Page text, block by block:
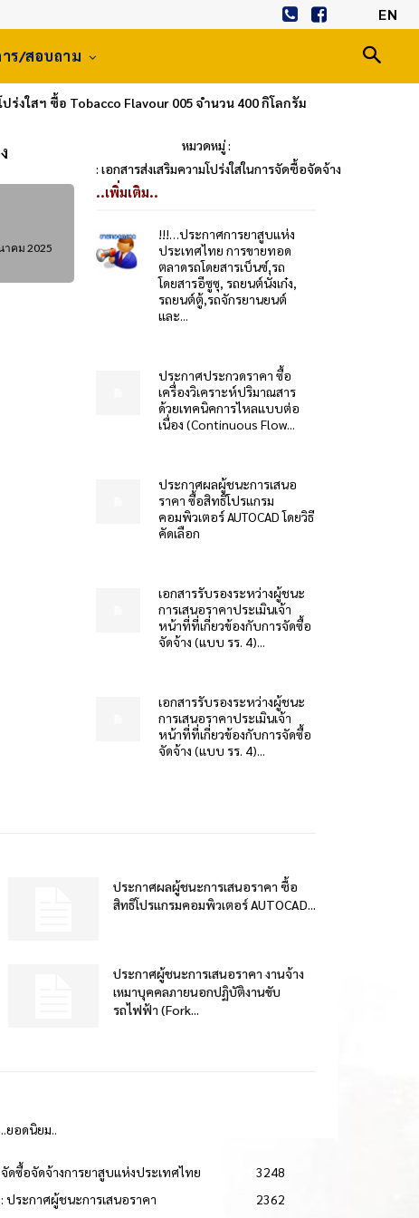
EN
าร/สอบถาม
ร่งใสฯ ซื้อ Tobacco Flavour 005 จำนวน 400 กิโลกรัม
หมวดหมู่ :
: เอกสารส่งเสริมความโปร่งใสในการจัดซื้อจัดจ้าง
าคม 2025
..เพิ่มเติม..
!!!…ประกาศการยาสูบแห่ง
ประเทศไทย การขายทอด
ตลาดรถโดยสารเบ็นซ์,รถ
โดยสารอีซูซุ, รถยนต์นั่งเก๋ง,
รถยนต์ตู้,รถจักรยานยนต์
และ...
ประกาศประกวดราคา ซื้อ
เครื่องวิเคราะห์ปริมาณสาร
ด้วยเทคนิคการไหลแบบต่อ
เนื่อง (Continuous Flow...
ประกาศผลผู้ชนะการเสนอ
ราคา ซื้อสิทธิโปรแกรม
คอมพิวเตอร์ AUTOCAD โดยวิธี
คัดเลือก
เอกสารรับรองระหว่างผู้ชนะ
การเสนอราคาประเมินเจ้า
หน้าที่ที่เกี่ยวข้องกับการจัดซื้อ
จัดจ้าง (แบบ รร. 4)...
เอกสารรับรองระหว่างผู้ชนะ
การเสนอราคาประเมินเจ้า
หน้าที่ที่เกี่ยวข้องกับการจัดซื้อ
จัดจ้าง (แบบ รร. 4)...
ประกาศผลผู้ชนะการเสนอราคา ซื้อ
สิทธิโปรแกรมคอมพิวเตอร์ AUTOCAD...
ประกาศผู้ชนะการเสนอราคา งานจ้าง
เหมาบุคคลภายนอกปฏิบัติงานขับ
รถไฟฟ้า (Fork...
..ยอดนิยม..
จัดซื้อจัดจ้างการยาสูบแห่งประเทศไทย
3248
: ประกาศผู้ชนะการเสนอราคา
2362